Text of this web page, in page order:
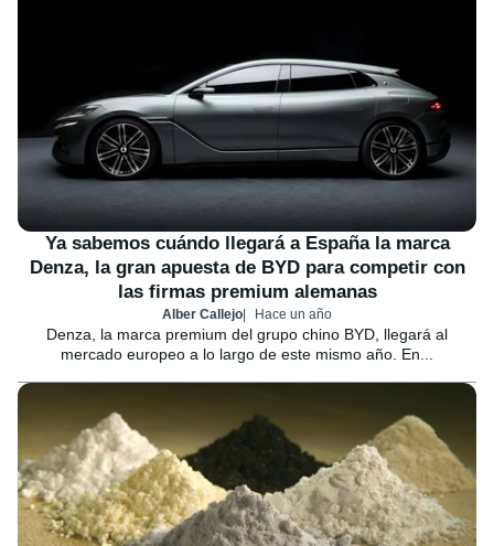
Ya sabemos cuándo llegará a España la marca
Denza, la gran apuesta de BYD para competir con
las firmas premium alemanas
Alber Callejo Hace un año
Denza, la marca premium del grupo chino BYD, llegará al
mercado europeo a lo largo de este mismo año. En...